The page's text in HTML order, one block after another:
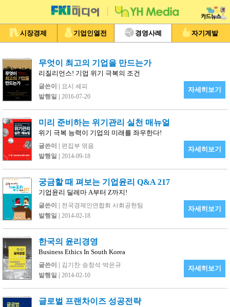
시장경제 기업인열전 경영사례 자기계발
무엇이 최고의 기업을 만드는가
리질리언스! 기업 위기 극복의 조건
글쓴이 |
요시 셰피
발행일 |
2016-07-20
자세히보기
미리 준비하는 위기관리 실천 매뉴얼
위기 극복 능력이 기업의 미래를 좌우한다!
글쓴이 |
편집부 엮음
발행일 |
2014-09-18
자세히보기
궁금할 때 펴보는 기업윤리 Q&A 217
기업윤리 딜레마 A부터 Z까지!
글쓴이 |
전국경제인연합회 사회공헌팀
발행일 |
2014-02-18
자세히보기
한국의 윤리경영
Business Ethics In South Korea
글쓴이 |
김기찬·송창석·박은규
발행일 |
2014-02-10
자세히보기
글로벌 프랜차이즈 성공전략